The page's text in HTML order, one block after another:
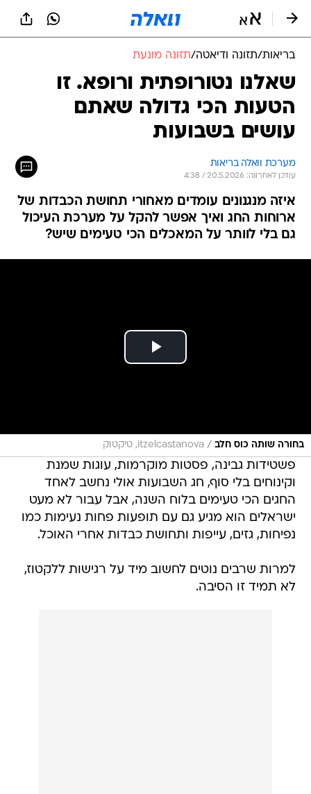
בריאות/תזונה ודיאטה/תזונה מונעת
שאלנו נטורופתית ורופא. זו
הטעות הכי גדולה שאתם
עושים בשבועות
מערכת וואלה בריאות
עודכן לאחרונה: 20.5.2026 / 4:38
איזה מנגנונים עומדים מאחורי תחושת הכבדות של
ארוחות החג ואיך אפשר להקל על מערכת העיכול
גם בלי לוותר על המאכלים הכי טעימים שיש?
בחורה שותה כוס חלב / itzelcastanova, טיקטוק
פשטידות גבינה, פסטות מוקרמות, עוגות שמנת
וקינוחים בלי סוף, חג השבועות אולי נחשב לאחד
החגים הכי טעימים בלוח השנה, אבל עבור לא מעט
ישראלים הוא מגיע גם עם תופעות פחות נעימות כמו
נפיחות, גזים, עייפות ותחושת כבדות אחרי האוכל.
למרות שרבים נוטים לחשוב מיד על רגישות ללקטוז,
לא תמיד זו הסיבה.